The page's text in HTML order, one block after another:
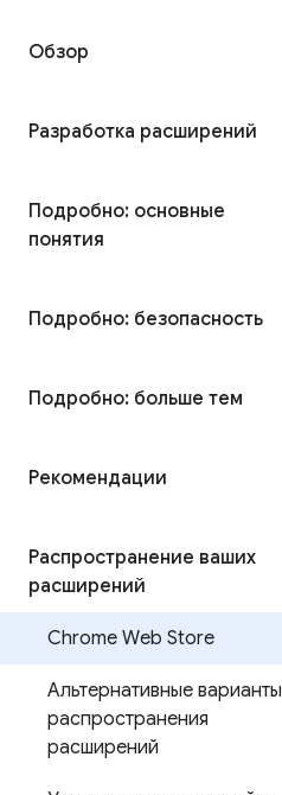
Обзор
Разработка расширений
Подробно: основные
понятия
Подробно: безопасность
Подробно: больше тем
Рекомендации
Распространение ваших
расширений
Chrome Web Store
Альтернативные варианты
распространения
расширений